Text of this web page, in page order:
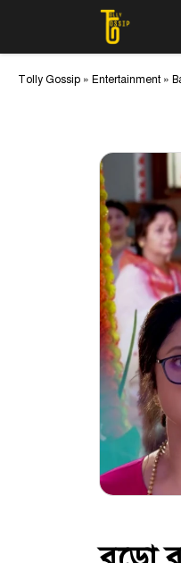
to
content
Tolly Gossip » Entertainment »